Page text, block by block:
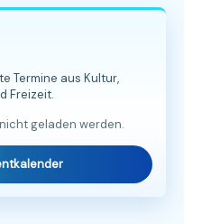
Termine aus Kultur,
Freizeit.
geladen werden.